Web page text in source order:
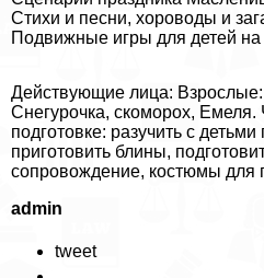
Стихи и песни, хороводы и
Подвижные игры для детей на
Действующие лица: Взрослые:
Снегурочка, скоморох,
подготовке: разучить с
приготовить блины,
сопровождение, костюмы для
admin
tweet